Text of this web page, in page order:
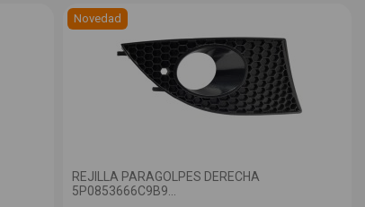
Novedad
REJILLA PARAGOLPES DERECHA
5P0853666C9B9...